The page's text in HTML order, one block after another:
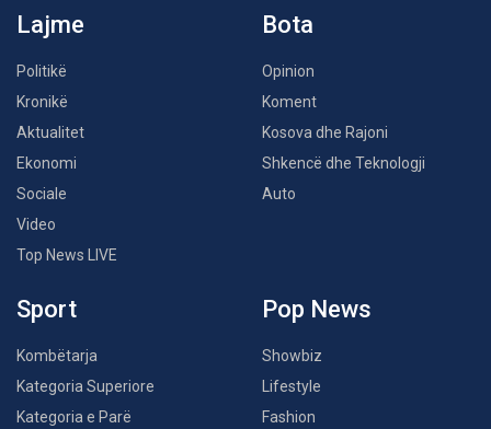
Lajme
Politikë
Kronikë
Aktualitet
Ekonomi
Sociale
Video
Top News LIVE
Bota
Opinion
Koment
Kosova dhe Rajoni
Shkencë dhe Teknologji
Auto
Sport
Kombëtarja
Kategoria Superiore
Kategoria e Parë
Pop News
Showbiz
Lifestyle
Fashion